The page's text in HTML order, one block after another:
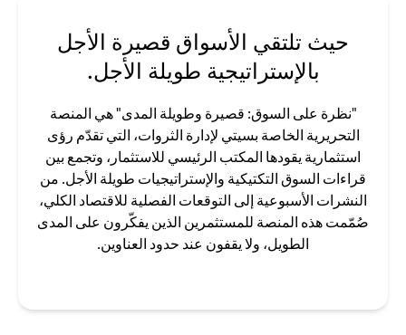
حيث تلتقي الأسواق قصيرة الأجل
بالإستراتيجية طويلة الأجل.
"نظرة على السوق: قصيرة وطويلة المدى" هي المنصة
التحريرية الخاصة بسيتي لإدارة الثروات، التي تقدّم رؤى
استثمارية يقودها المكتب الرئيسي للاستثمار، وتجمع بين
قراءات السوق التكتيكية والإستراتيجيات طويلة الأجل. من
النشرات الأسبوعية إلى التوقعات الفصلية للاقتصاد الكلي،
صُمّمت هذه المنصة للمستثمرين الذين يفكّرون على المدى
الطويل، ولا يقفون عند حدود العناوين.